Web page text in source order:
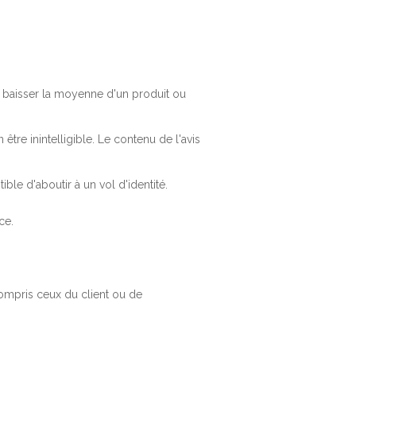
la moyenne d'un produit ou
être inintelligible. Le contenu de l'avis
d'aboutir à un vol d'identité.
ceux du client ou de